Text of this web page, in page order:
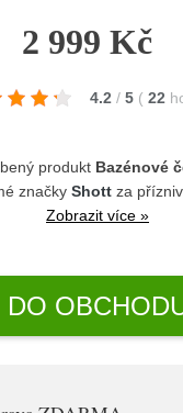
2 999 Kč
4.2 / 5 ( 22
produkt Bazénové
značky Shott za
Zobrazit více »
DO